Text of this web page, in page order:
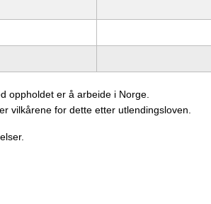
oppholdet er å arbeide i Norge.
vilkårene for dette etter utlendingsloven.